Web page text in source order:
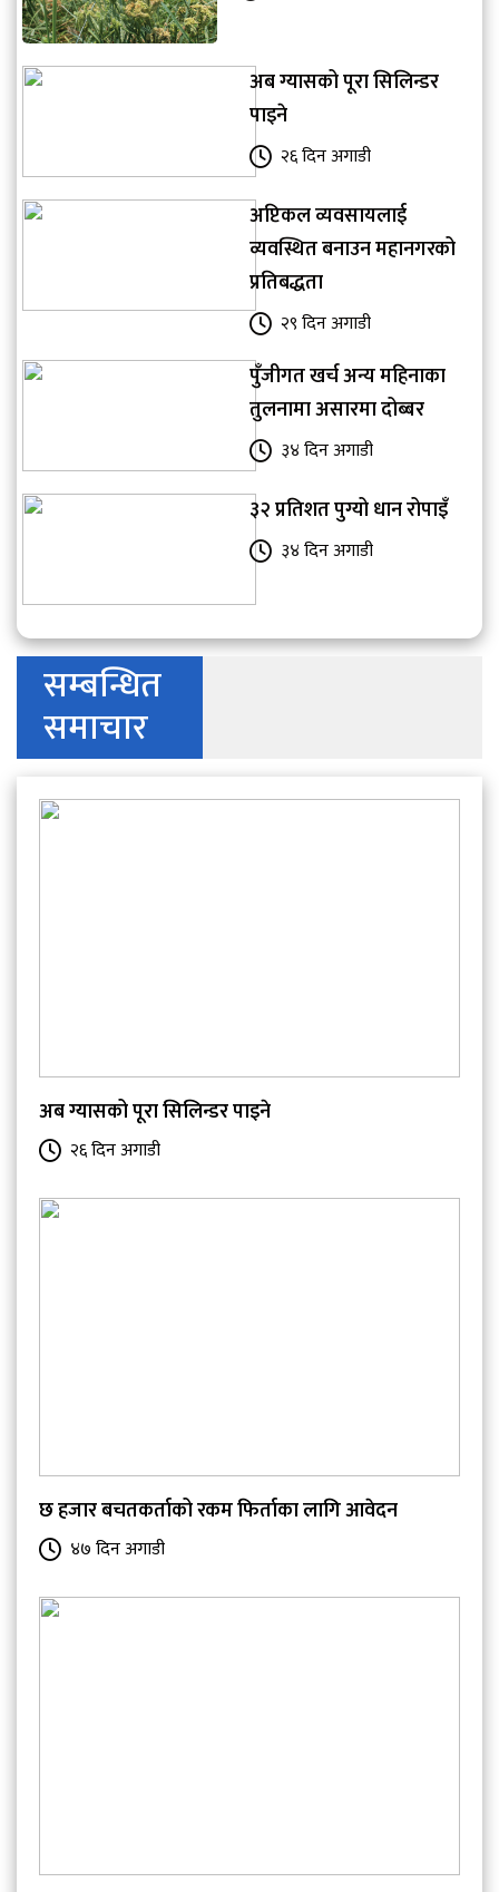
अब ग्यासको पूरा सिलिन्डर
पाइने
२६ दिन अगाडी
अप्टिकल व्यवसायलाई
व्यवस्थित बनाउन महानगरको
प्रतिबद्धता
२९ दिन अगाडी
पुँजीगत खर्च अन्य महिनाका
तुलनामा असारमा दोब्बर
३४ दिन अगाडी
३२ प्रतिशत पुग्यो धान रोपाइँ
३४ दिन अगाडी
सम्बन्धित
समाचार
अब ग्यासको पूरा सिलिन्डर पाइने
२६ दिन अगाडी
छ हजार बचतकर्ताको रकम फिर्ताका लागि आवेदन
४७ दिन अगाडी